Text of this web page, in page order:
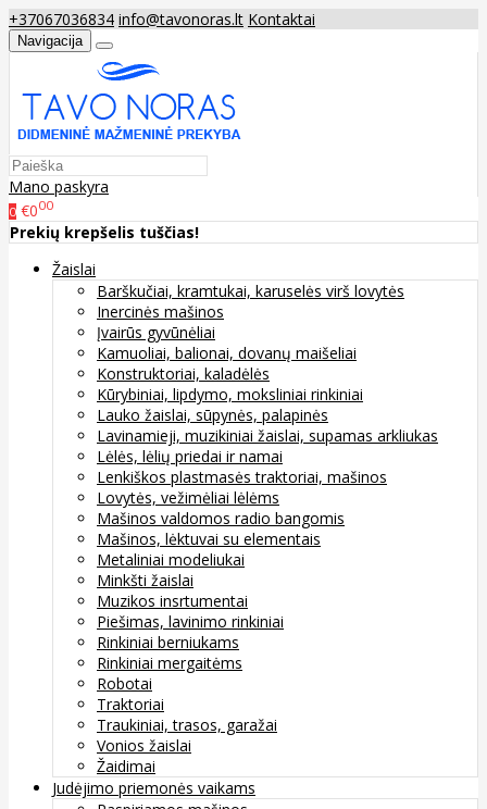
+37067036834 info@tavonoras.lt Kontaktai
Navigacija
Mano paskyra
0 €000
Prekių krepšelis tuščias!
Žaislai
Barškučiai, kramtukai, karuselės virš lovytės
Inercinės mašinos
Įvairūs gyvūnėliai
Kamuoliai, balionai, dovanų maišeliai
Konstruktoriai, kaladėlės
Kūrybiniai, lipdymo, moksliniai rinkiniai
Lauko žaislai, sūpynės, palapinės
Lavinamieji, muzikiniai žaislai, supamas arkliukas
Lėlės, lėlių priedai ir namai
Lenkiškos plastmasės traktoriai, mašinos
Lovytės, vežimėliai lėlėms
Mašinos valdomos radio bangomis
Mašinos, lėktuvai su elementais
Metaliniai modeliukai
Minkšti žaislai
Muzikos insrtumentai
Piešimas, lavinimo rinkiniai
Rinkiniai berniukams
Rinkiniai mergaitėms
Robotai
Traktoriai
Traukiniai, trasos, garažai
Vonios žaislai
Žaidimai
Judėjimo priemonės vaikams